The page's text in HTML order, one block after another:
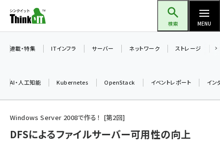
ン
ツ
検索 MENU
加藤銘のチーム貢献～仲間と築いた勝利の絆～ (2304)
連載・特集 ITインフラ サーバー ネットワーク ストレージ
AI・人工知能 Kubernetes OpenStack イベントレポート イン
Windows Server 2008で作る！ 第2回
DFSによるファイルサーバー可用性の向上